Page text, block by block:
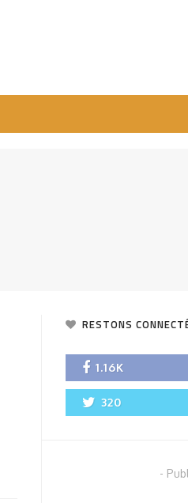
RESTONS
1.16K
320
-